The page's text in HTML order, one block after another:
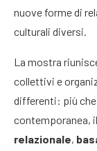
nuove forme di
culturali diversi.
La mostra
collettivi e
differenti: più che
contemporanea,
relazionale,